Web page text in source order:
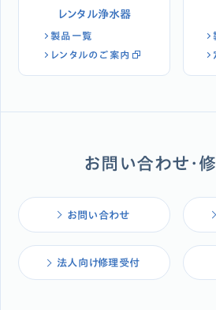
レンタル浄水器
製品一覧
レンタルのご案内
お問い合わせ・
お問い合わせ
法人向け修理受付